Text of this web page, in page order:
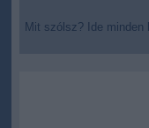
Mit szólsz? Ide minden